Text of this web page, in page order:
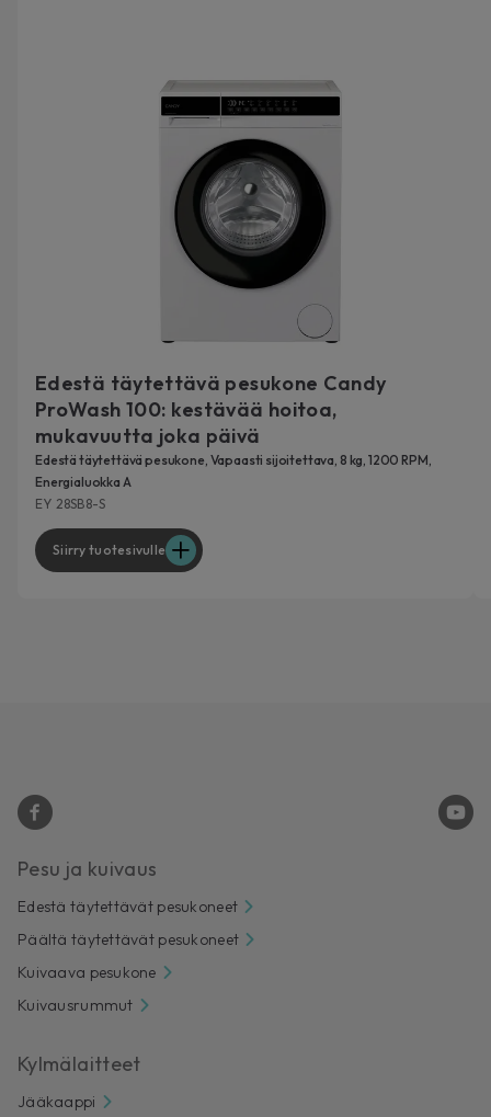
Edestä täytettävä pesukone Candy
ProWash 100: kestävää hoitoa,
mukavuutta joka päivä
Edestä täytettävä pesukone, Vapaasti sijoitettava, 8 kg, 1200 RPM,
Energialuokka A
EY 28SB8-S
Siirry tuotesivulle
Pesu ja kuivaus
Edestä täytettävät pesukoneet
Päältä täytettävät pesukoneet
Kuivaava pesukone
Kuivausrummut
Kylmälaitteet
Jääkaappi